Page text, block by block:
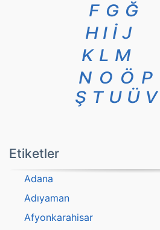
F G Ğ
H I İ J
K L M
N O Ö P
Ş T U Ü V
Etiketler
Adana
Adıyaman
Afyonkarahisar